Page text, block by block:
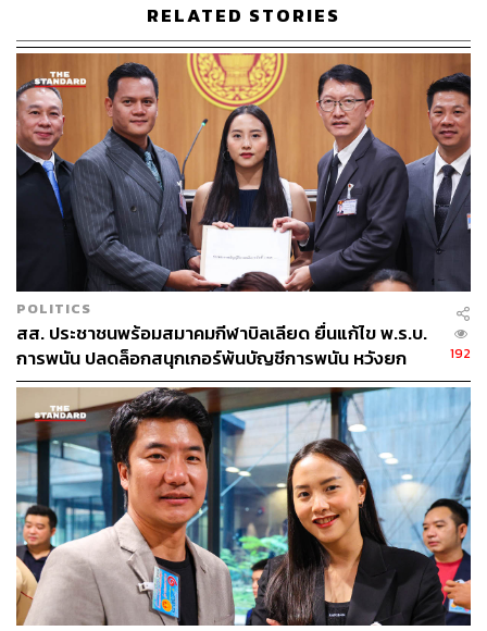
RELATED STORIES
POLITICS
สส. ประชาชนพร้อมสมาคมกีฬาบิลเลียด ยื่นแก้ไข พ.ร.บ.
การพนัน ปลดล็อกสนุกเกอร์พ้นบัญชีการพนัน หวังยก
ระดับสู่สากล
192